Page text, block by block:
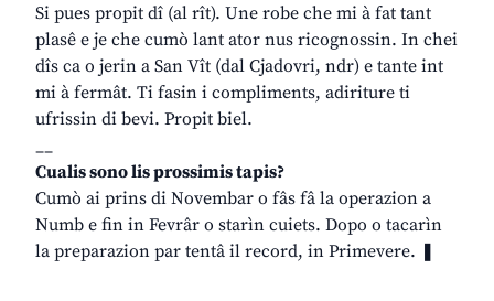
Si pues propit dî (al rît). Une robe che mi à fat tant
plasê e je che cumò lant ator nus ricognossin. In chei
dîs ca o jerin a San Vît (dal Cjadovri, ndr) e tante int
mi à fermât. Ti fasin i compliments, adiriture ti
ufrissin di bevi. Propit biel.
__
Cualis sono lis prossimis tapis?
Cumò ai prins di Novembar o fâs fâ la operazion a
Numb e fin in Fevrâr o starìn cuiets. Dopo o tacarìn
la preparazion par tentâ il record, in Primevere. ❚